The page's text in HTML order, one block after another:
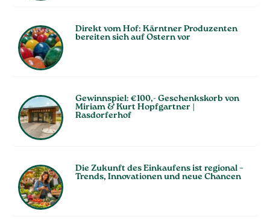
Direkt vom Hof: Kärntner Produzenten
bereiten sich auf Ostern vor
Gewinnspiel: €100,- Geschenkskorb von
Miriam & Kurt Hopfgartner |
Rasdorferhof
Die Zukunft des Einkaufens ist regional –
Trends, Innovationen und neue Chancen